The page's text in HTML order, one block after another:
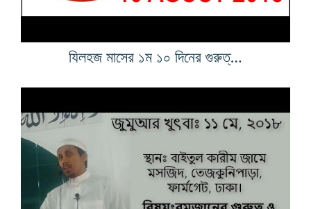
যিলহজ মাসের ১ম ১০ দিনের গুরুত্ব ও ফজিলত